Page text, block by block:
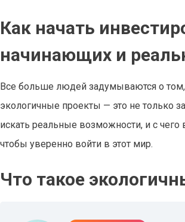
Как начать
начинающих и
Все больше людей задумываются о том,
экологичные проекты — это не только
искать реальные возможности, и с чего
чтобы уверенно войти в этот мир.
Что такое